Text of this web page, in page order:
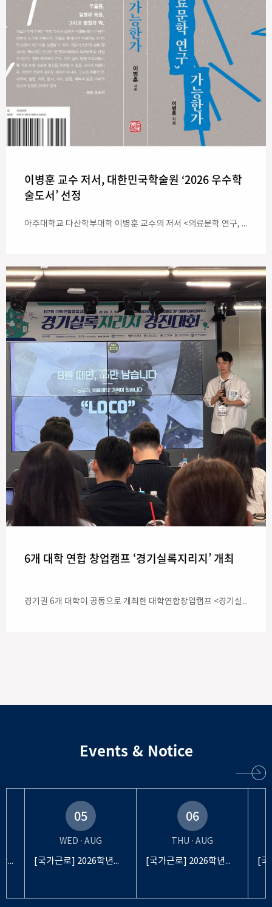
이병훈 교수 저서, 대한민국학술원 ‘2026 우수학
술도서’ 선정
아주대학교 다산학부대학 이병훈 교수의 저서 <의료문학 연구, 가능한가(소명출판사, 2025)>가 ‘2026년도 대한민국학술원 우수 학술도서’에 선정됐다. 대한민국학술원은 연구·저술 활동의 활성화를 도모하고자 매년 우수 학술도서를 선정하고 있다. 올해에도 288종의 도서를 뽑아 우수 학술도서로 발표했다. 인문학 부문 114종, 사회과학부문 104종, 자연과학부문 70종이다. 학술원은 전년도 3월부터 당해년도 2월까지 국내에서 초판 발행된 기초학문 학술도서를 대상으로 다단계 심사를 거쳐 우수도서를 선정한다. 선정된 책은 국내 대학 도서관에 보급된다. 이번에 우수 도서로 선정된 우리 학교 이병훈 교수의 <의료문학 연구, 가능한가>는 ‘의료문학’이라는 학제적 연구 분야가 독립적인 학문으로서 성립 가능한가라는 근본적인 물음에 정면으로 답한 결과물이다. 저자는 의학과 문학이 각각 인간의 몸과 언어를 다루는 방식이 어떻게 교차하고 길항하는지를 치밀한 이론적 분석과 풍부한 문학 텍스트 독해를 통해 규명했다. 다산학부대학 이병훈 교수는 다년간 문학과 의학의 경계를 탐구해 온 의료인문학 분야의 연구자다. 이 교수의 또 다른 저서 <문학과 의학의 접경(소명출판, 2023)>은 지난 2023년 문화체육관광부와 한국출판문화산업진흥원이 선정한 ‘2023년 세종도서’에 선정된 바 있다. 이 책에서 저자 ▲의료문학 소개 ▲의료문학의 실제 ▲한국문학과 의료문학 ▲세계 의료문화 답사기 총 4부로 구성되어, 인문학과 의학의 융합적 관점에서 인간성 회복의 가치를 지향하는 의료문학의 의의를 소개했다.
6개 대학 연합 창업캠프 ‘경기실록지리지’ 개최
경기권 6개 대학이 공동으로 개최한 대학연합창업캠프 <경기실록지리지>가 3주 간의 여정을 마무리했다. 대학연합창업캠프 <경기실록지리지>는 7월 초 온라인 오리엔테이션을 시작으로 3주 동안 온라인 사전 교육, 밸류업 캠프와 전문가 멘토링. 경진대회까지 단계적 창업 교육 프로그램으로 운영됐다. 경기도 앵커 사업에 참여하는 아주대·가톨릭대·경희대·성균관대·한국공학대·한양대 ERICA 6개 대학의 학생 18개팀·48명이 이번 캠프에 함께 했다. 참가자들은 지역 현안을 발굴하고 이를 정책 아이디어와 창업 솔루션으로 구체화했다. 이렇게 도출된 각 팀의 프로젝트는 지난 24일 한국공학대 기술혁신파크(TIP)에서 열린 최종 경진대회를 통해 공유됐다. 각 팀은 현장 조사와 주민 의견 수렴, 데이터 조사를 기반으로 마련한 해결 방안을 발표했다. 참가자들은 특히 생성형 AI를 활용해 지역문제를 분석하고 비즈니스 모델 및 IR 피칭 콘텐츠를 고도화했다. 참가팀의 발표 이후 ▲문제 선정의 적절성 ▲해결 방안의 실현 가능성과 창의성 ▲사업화 가능성 ▲발표 역량 등을 종합적으로 평가해 수상팀이 선정됐다. 대상(경기도지사상)의 영예는 한국공학대 그리드팀(최재용, 정한나)에게 돌아갔다. 이 팀은 ‘냉장고 전력 패턴으로 위기 신호를 잡는, 무시공 1인 가구 안전 플러그’를 주제로 참여했다. 최우수상(한국연구재단 이사장상)은 한양대 한양브레인팀(황예성, 심예린)이, 우수상은 아주대(LOCO팀 - 이상준, 김민정, 신영초, 염지원)와 가톨릭대(쿼레이트팀 - 김도경, 오한영)·경희대(티끌택시팀 - 김상연, 최승현)·성균관대(성균창작소 - 장채연, 김신준, 류준우) 학생팀이 수상했다. 장려상은 프로젝트를 완주한 참가팀 모두에게 수여됐다. 대학별 우수 참가자에게는 해외 연수 프로그램 참여의 기회가 제공된다. 우수상을 받은 아주대학교 LOCO팀은 경기도의 못난이 농산물을 산업 원료로 가공하고 중개하는 아이디어를 구체화해 좋은 성과를 얻었다. 그 밖의 수상팀들은 ▲경기도 내 대중교통 문제 ▲가로수(은행나무)의 낙과 문제 ▲농축산 외국인 근로자의 주거 문제 등에 대한 아이디어를 제안했다. 임군진 아주대 창업지원단장은 “이번 경진대회는 교육부가 지역 성장을 이끌 지역 인재의 정착을 지원하기 위해 추진 중인 ‘지역성장 인재양성체계(앵커·ANCHOR)’의 '5극 3특' 전략에 기반, 권역 내 대학 협력 모델의 성과를 확인하는 자리였다”라며 “참여 대학들은 창업 교육 콘텐츠와 인프라를 공유하고, 학생들은 전공 지식과 AI 활용 역량을 바탕으로 지역사회 문제 해결을 위한 협업에 도전한 의미있는 기회였다”라고 전했다. 아주대 팀의 아이디어 발표 참가팀의 발표를 경청하는 6개 대학 학생들의 모습
Events & Notice
[반도체기술혁신원] 반도체 소자제작 및 특성평가 교육생 모집
05
WED · AUG
[국가근로] 2026학년도 2학기 국가근로장학금 일반유형 희망근로지 신청 안내
06
THU · AUG
[국가근로] 2026학년도 2학기 국가근로장학금 일반유형 희망근로지 신청 안내